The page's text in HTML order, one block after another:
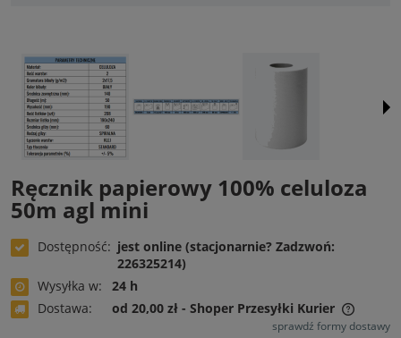
Ręcznik papierowy 100% celuloza
50m agl mini
Dostępność: jest online (stacjonarnie? Zadzwoń:
226325214)
Wysyłka w:
24 h
Dostawa:
od 20,00 zł - Shoper Przesyłki Kurier
Cena nie zawiera ewentualnych kosztów płatnościsprawdź formy dostawy